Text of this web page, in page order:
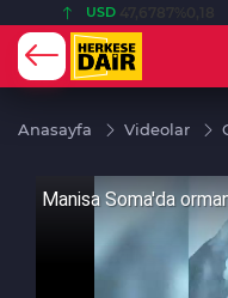
USD
Anasayfa Videolar